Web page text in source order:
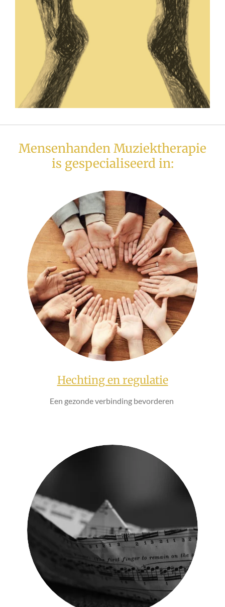
Mensenhanden Muziektherapie
is gespecialiseerd in:
Hechting en regulatie
Een gezonde verbinding bevorderen